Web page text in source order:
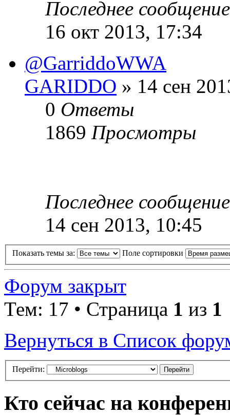
Последнее
16 окт 2013, 17:34
@GarriddoWWA
GARIDDO » 14 сен
0 Ответы
1869 Просмотры
Последнее
14 сен 2013, 10:45
Показать темы за: Поле сортировки
Форум закрыт
Тем: 17 • Страница 1 из 1
Вернуться в Список
Перейти:
Кто сейчас на